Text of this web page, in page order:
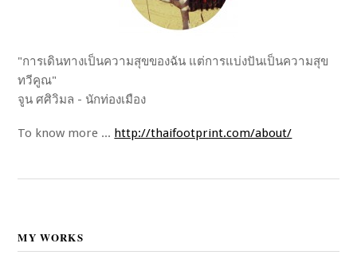
"การเดินทางเป็นความสุขของฉัน แต่การแบ่งปันเป็นความสุข
ทวีคูณ"
จูน ศศิวิมล - นักท่องเมือง
To know more ... http://thaifootprint.com/about/
MY WORKS